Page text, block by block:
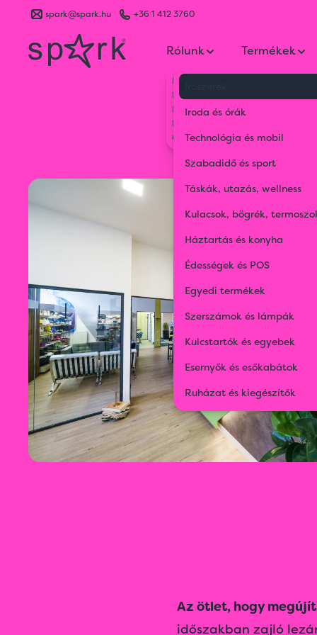
spark@spark.hu +36 1 412 3760
Rólunk
Kik vagyunk
Kapcsolat
Blog
Karrier
Gyakran Ismételt Kérdések
Termékek
Iroda és órák
Technológia és mobil
Szabadidő és sport
Táskák, utazás, wellness
Kulacsok, bögrék,
Háztartás és konyha
Édességek és POS
Egyedi termékek
Szerszámok és lámpák
Kulcstartók és egyebek
Esernyők és esőkabátok
Ruházat és kiegészítők
Az ötlet, hogy
időszakban zajló